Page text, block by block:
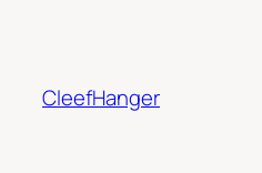
CleefHanger